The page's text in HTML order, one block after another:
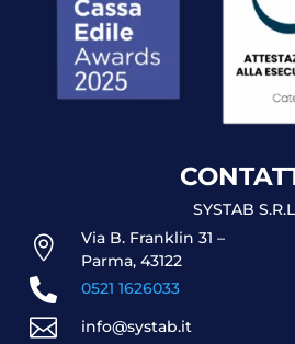
SYSTAB

Via B. Franklin 31 –
Parma, 43122
 0521 1626033
 info@systab.it